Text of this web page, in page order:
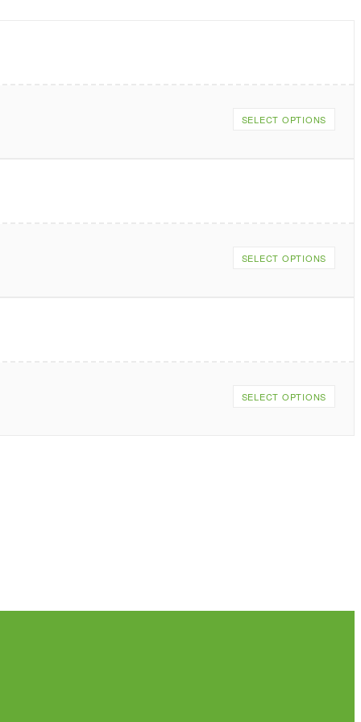
SELECT OPTIONS
SELECT OPTIONS
SELECT OPTIONS